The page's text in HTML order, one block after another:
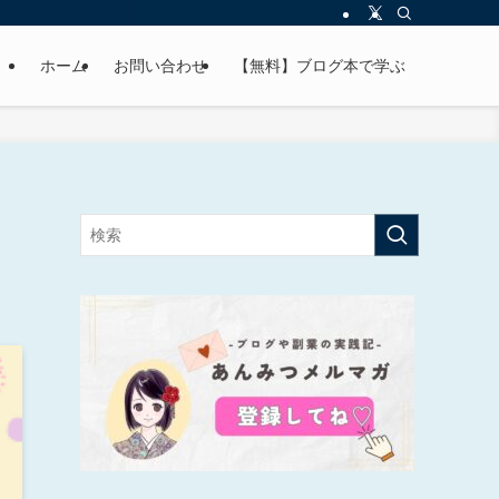
ホーム お問い合わせ 【無料】ブログ本で学ぶ